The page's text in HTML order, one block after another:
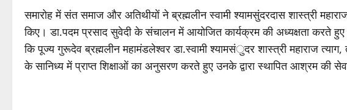
समारोह में संत समाज और अतिथीयों ने ब्रह्मलीन स्वामी श्यामसुंदरदास शास्त्री
किए। डा.पदम प्रसाद सुवेदी के संचालन में आयोजित कार्यक्रम की अध्यक्षता करते हुए
कि पूज्य गुरूदेव ब्रह्मलीन महामंडलेश्वर डा.स्वामी श्यामसंुदर शास्त्री महाराज
के सानिध्य में प्राप्त शिक्षाओं का अनुसरण करते हुए उनके द्वारा स्थापित आश्रम की